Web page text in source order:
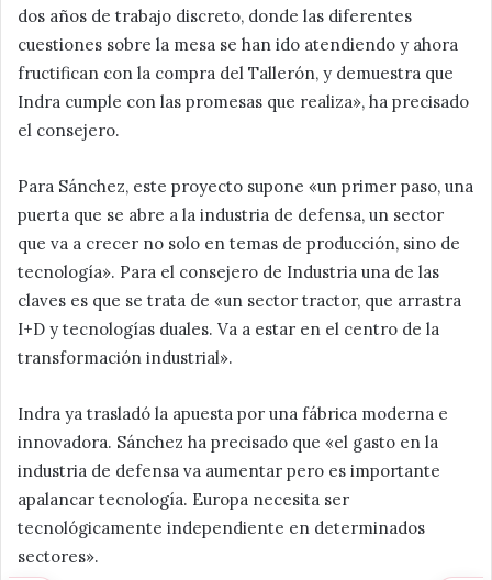
dos años de trabajo discreto, donde las diferentes
cuestiones sobre la mesa se han ido atendiendo y ahora
fructifican con la compra del Tallerón, y demuestra que
Indra cumple con las promesas que realiza», ha precisado
el consejero.
Para Sánchez, este proyecto supone «un primer paso, una
puerta que se abre a la industria de defensa, un sector
que va a crecer no solo en temas de producción, sino de
tecnología». Para el consejero de Industria una de las
claves es que se trata de «un sector tractor, que arrastra
I+D y tecnologías duales. Va a estar en el centro de la
transformación industrial».
Indra ya trasladó la apuesta por una fábrica moderna e
innovadora. Sánchez ha precisado que «el gasto en la
industria de defensa va aumentar pero es importante
apalancar tecnología. Europa necesita ser
tecnológicamente independiente en determinados
sectores».